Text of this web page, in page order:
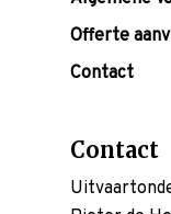
Offerte
Contact
Contact